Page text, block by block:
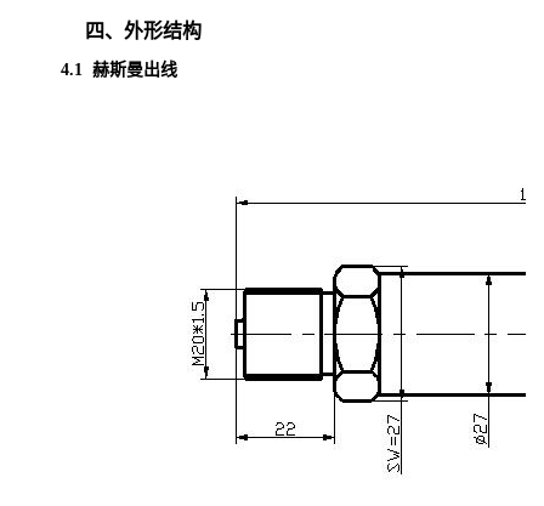
四、外形结构
4.1 赫斯曼出线